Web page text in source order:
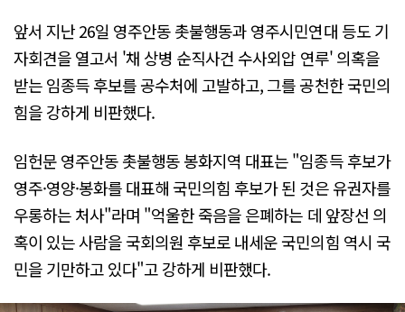
앞서 지난 26일 영주안동 촛불행동과 영주시민연대 등도 기
자회견을 열고서 '채 상병 순직사건 수사외압 연루' 의혹을
받는 임종득 후보를 공수처에 고발하고, 그를 공천한 국민의
힘을 강하게 비판했다.
임헌문 영주안동 촛불행동 봉화지역 대표는 "임종득 후보가
영주·영양·봉화를 대표해 국민의힘 후보가 된 것은 유권자를
우롱하는 처사"라며 "억울한 죽음을 은폐하는 데 앞장선 의
혹이 있는 사람을 국회의원 후보로 내세운 국민의힘 역시 국
민을 기만하고 있다"고 강하게 비판했다.